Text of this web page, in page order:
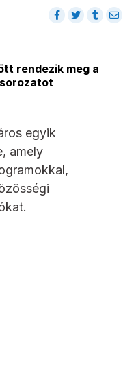
rendezik meg a
egyik
amely